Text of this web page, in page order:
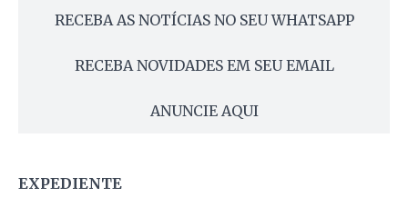
RECEBA AS NOTÍCIAS NO SEU WHATSAPP
RECEBA NOVIDADES EM SEU EMAIL
ANUNCIE AQUI
EXPEDIENTE